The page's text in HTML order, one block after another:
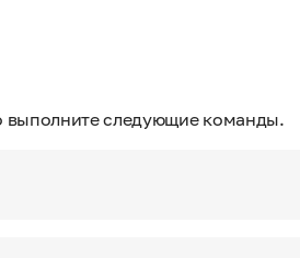
выполните следующие команды.